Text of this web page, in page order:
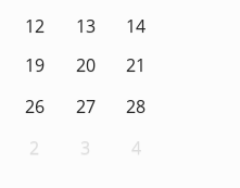
12 13
14
19 20
21
26 27
28
2 3 4